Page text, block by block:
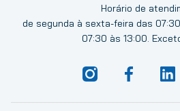
Horário de
de segunda à sexta-feira das
07:30 às 13:00.